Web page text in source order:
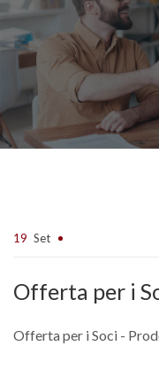
19 Set
Offerta per i
Offerta per i Soci -